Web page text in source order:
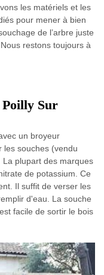
les matériels et les
pour mener à bien
de l’arbre juste
restons toujours à
Poilly Sur
un broyeur
les souches (vendu
plupart des marques
de potassium. Ce
Il suffit de verser les
d'eau. La souche
facile de sortir le bois